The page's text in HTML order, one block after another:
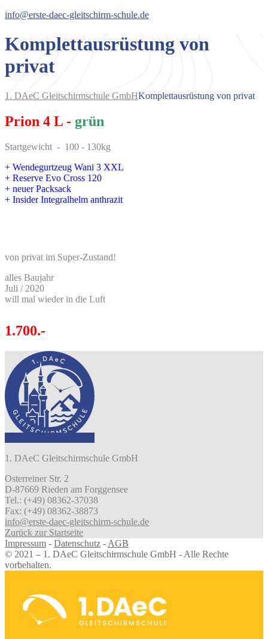
info@erste-daec-gleitschirm-schule.de
Komplettausrüstung von
privat
1. DAeC Gleitschirmschule GmbHKomplettausrüstung von privat
Prion 4 L - grün
Startgewicht - 100 - 130kg
+ Wendegurtzeug Wani 3 XXL
+ Reserve Evo Cross 120
+ neuer Packsack
+ Insider Integralhelm anthrazit
von privat im Super-Zustand!
alles Baujahr
Juli / 2020
will mal wieder in die Luft
1.700.-
1. DAeC Gleitschirmschule GmbH
Osterreiner Str. 2
D-87669 Rieden am Forggensee
Tel.: (+49) 08362-37038
Fax: (+49) 08362-38873
info@erste-daec-gleitschirm-schule.de
Zurück zur Startseite
Impressum - Datenschutz - AGB
© 2021 – 1. DAeC Gleitschirmschule GmbH - Alle Rechte
vorbehalten.